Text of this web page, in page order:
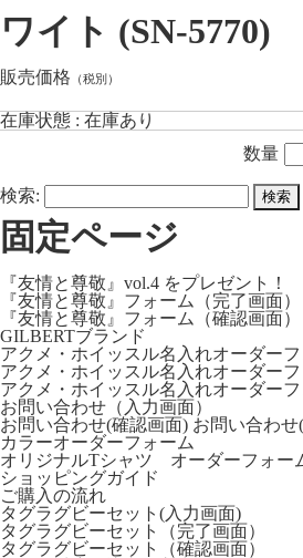
ワイト (SN-5770)
販売価格 （税別）
在庫状態 : 在庫あり
数量
検索:
固定ページ
『友情と尊敬』vol.4 をプレゼント！
『友情と尊敬』フォーム（完了画面）
『友情と尊敬』フォーム（確認画面）
GILBERTブランド
アクメ・ホイッスル名入れオーダーフ
アクメ・ホイッスル名入れオーダーフ
アクメ・ホイッスル名入れオーダーフ
お問い合わせ（入力画面）
お問い合わせ(確認画面) お問い合わ
カラーオーダーフォーム
オリジナルTシャツ オーダーフォー
ショッピングガイド
ご購入の流れ
タグラグビーセット(入力画面)
タグラグビーセット（完了画面）
タグラグビーセット（確認画面）